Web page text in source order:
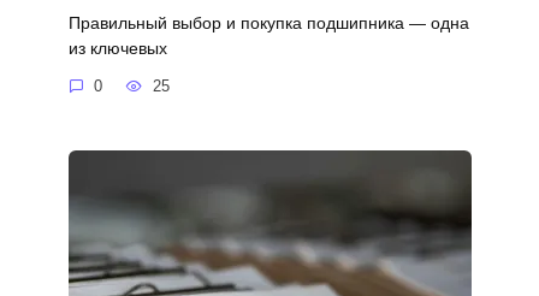
Правильный выбор и покупка подшипника — одна
из ключевых
0 25